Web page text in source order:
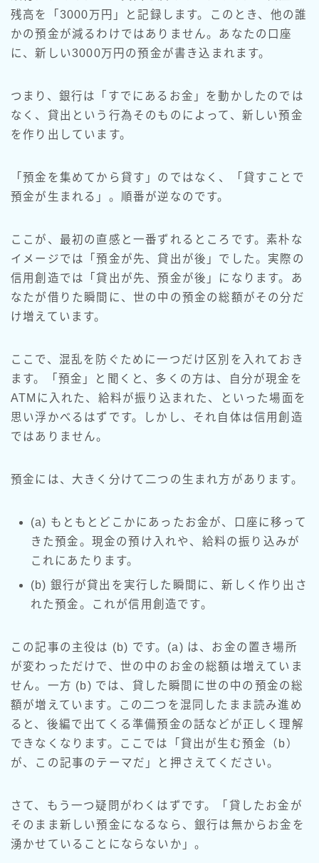
残高を「3000万円」と記録します。このとき、他の誰
かの預金が減るわけではありません。あなたの口座
に、新しい3000万円の預金が書き込まれます。
つまり、銀行は「すでにあるお金」を動かしたのでは
なく、貸出という行為そのものによって、新しい預金
を作り出しています。
「預金を集めてから貸す」のではなく、「貸すことで
預金が生まれる」。順番が逆なのです。
ここが、最初の直感と一番ずれるところです。素朴な
イメージでは「預金が先、貸出が後」でした。実際の
信用創造では「貸出が先、預金が後」になります。あ
なたが借りた瞬間に、世の中の預金の総額がその分だ
け増えています。
ここで、混乱を防ぐために一つだけ区別を入れておき
ます。「預金」と聞くと、多くの方は、自分が現金を
ATMに入れた、給料が振り込まれた、といった場面を
思い浮かべるはずです。しかし、それ自体は信用創造
ではありません。
預金には、大きく分けて二つの生まれ方があります。
(a) もともとどこかにあったお金が、口座に移って
きた預金。現金の預け入れや、給料の振り込みが
これにあたります。
(b) 銀行が貸出を実行した瞬間に、新しく作り出さ
れた預金。これが信用創造です。
この記事の主役は (b) です。(a) は、お金の置き場所
が変わっただけで、世の中のお金の総額は増えていま
せん。一方 (b) では、貸した瞬間に世の中の預金の総
額が増えています。この二つを混同したまま読み進め
ると、後編で出てくる準備預金の話などが正しく理解
できなくなります。ここでは「貸出が生む預金（b）
が、この記事のテーマだ」と押さえてください。
さて、もう一つ疑問がわくはずです。「貸したお金が
そのまま新しい預金になるなら、銀行は無からお金を
湧かせていることにならないか」。